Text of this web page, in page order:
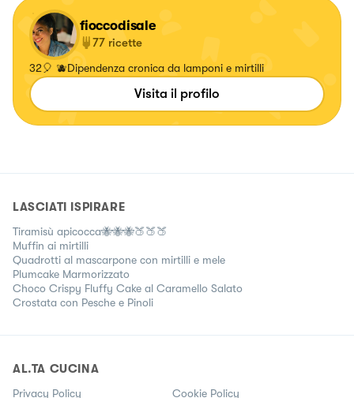
fioccodisale
77 ricette
32🎈 🫐Dipendenza cronica da lamponi e mirtilli
Visita il profilo
LASCIATI ISPIRARE
Tiramisù apicocca🐝🐝🐝🍑🍑🍑
Muffin ai mirtilli
Quadrotti al mascarpone con mirtilli e mele
Plumcake Marmorizzato
Choco Crispy Fluffy Cake al Caramello Salato
Crostata con Pesche e Pinoli
AL.TA CUCINA
Privacy Policy Cookie Policy